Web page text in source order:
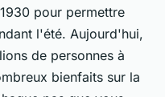
pour permettre
l'été. Aujourd'hui,
de personnes à
bienfaits sur la